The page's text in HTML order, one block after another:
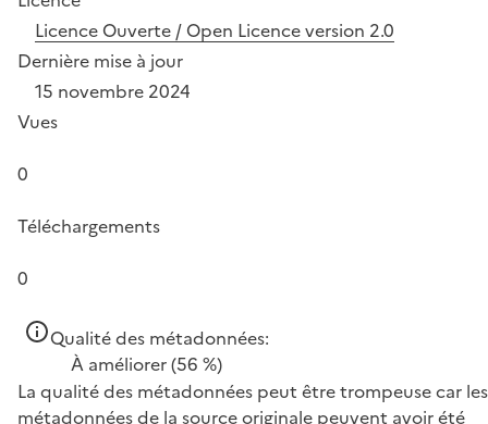
Licence Ouverte / Open Licence version 2.0
Dernière mise à jour
15 novembre 2024
Vues
0
Téléchargements
0
Qualité des métadonnées:
À améliorer(56 %)
La qualité des métadonnées peut être trompeuse car les
métadonnées de la source originale peuvent avoir été